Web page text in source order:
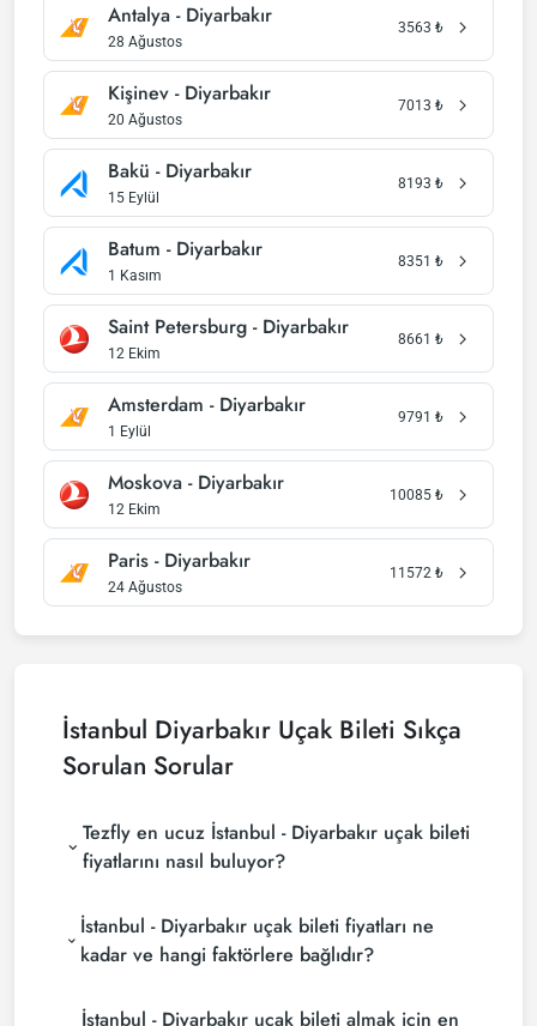
Antalya - Diyarbakır
28 Ağustos
3563 ₺
Kişinev - Diyarbakır
20 Ağustos
7013 ₺
Bakü - Diyarbakır
15 Eylül
8193 ₺
Batum - Diyarbakır
1 Kasım
8351 ₺
Saint Petersburg - Diyarbakır
12 Ekim
8661 ₺
Amsterdam - Diyarbakır
1 Eylül
9791 ₺
Moskova - Diyarbakır
12 Ekim
10085 ₺
Paris - Diyarbakır
24 Ağustos
11572 ₺
İstanbul Diyarbakır Uçak Bileti Sıkça
Sorulan Sorular
Tezfly en ucuz İstanbul - Diyarbakır uçak bileti
fiyatlarını nasıl buluyor?
fiyatlarını bulmak için tur operatörleri, büyük
rezervasyon siteleri (konsolidatörler) ve yüzlerce
havayolu sitesini aramaktadır. Tezfly sitesinde
arayarak ucuz İstanbul - Diyarbakır uçak biletlerini
İstanbul - Diyarbakır uçak bileti fiyatları ne
kadar ve hangi faktörlere bağlıdır?
şirketine, seyahat tarihlerinize, bilet sınıfınıza ve
İstanbul - Diyarbakır uçak bileti almak için en